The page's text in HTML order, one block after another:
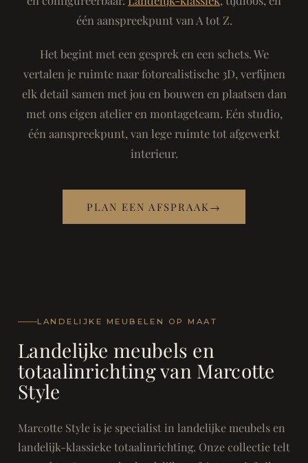
één aanspreekpunt van A tot Z.
Het begint met een gesprek en een schets. We
vertalen je ruimte naar fotorealistische 3D, verfijnen
elk detail samen met jou en bouwen en plaatsen dan
met ons eigen atelier en montageteam. Eén studio,
één aanspreekpunt, van lege ruimte tot afgewerkt
interieur.
PLAN EEN AFSPRAAK →
LANDELIJKE MEUBELEN OP MAAT
Landelijke meubels en
totaalinrichting van Marcotte
Style
Marcotte Style is je specialist in landelijke meubels en
landelijk-klassieke totaalinrichting. Onze collectie telt